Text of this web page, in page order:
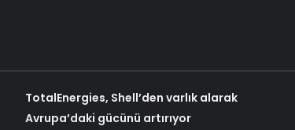
TotalEnergies, Shell’den varlık alarak
Avrupa’daki gücünü artırıyor